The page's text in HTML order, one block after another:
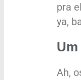
pra
ya,
Ah,